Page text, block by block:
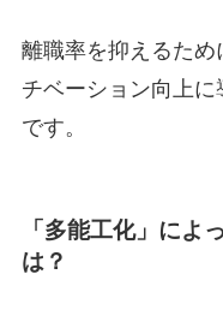
離職率を抑えるた
チベーション向上
です。
「多能工化」によ
は？